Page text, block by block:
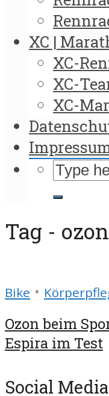
XC |
XC-
XC-
XC-
Tag -
Bike •
Ozon beim
Espira im Test
Social Media